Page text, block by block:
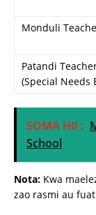
Monduli
Patandi
(Special Needs
SOMA HII :
School
Nota: Kwa
zao rasmi au